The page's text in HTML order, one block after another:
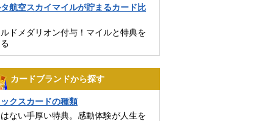
航空スカイマイルが貯まるカード比
ドメダリオン付与！マイルと特典を
カードブランドから探す
クスカードの種類
ない手厚い特典。感動体験が人生を